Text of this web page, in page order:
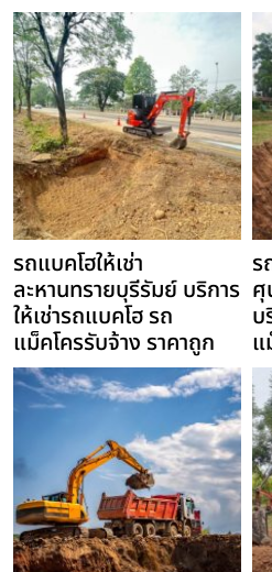
รถแบคโฮให้เช่า
ละหานทรายบุรีรัมย์ บริการ
ให้เช่ารถแบคโฮ รถ
แม็คโครรับจ้าง ราคาถูก
ร
ศุ
บ
แ